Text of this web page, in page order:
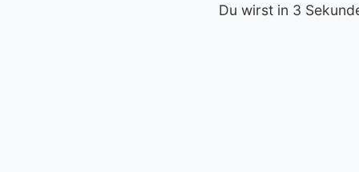
Du wirst in 3